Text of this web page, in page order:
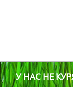
У НАС НЕ